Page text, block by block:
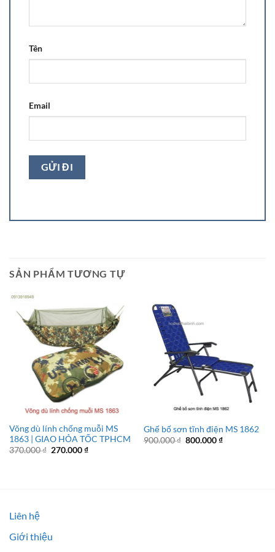
Tên
Email
SẢN PHẨM TƯƠNG TỰ
Võng dù lính chống muỗi MS
1863 | GIAO HỎA TỐC TPHCM
370.000₫ Giá
270.000₫Giá
Ghế bố sơn tĩnh điện MS 1862
900.000₫ Giá
800.000₫Giá
Liên hệ
Giới thiệu